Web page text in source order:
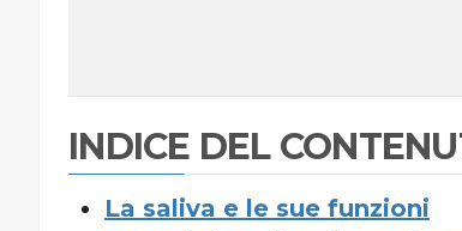
INDICE DEL
La saliva e le sue funzioni